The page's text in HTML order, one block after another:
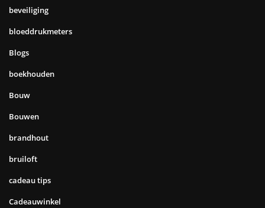
beveiliging
bloeddrukmeters
Blogs
boekhouden
Bouw
Bouwen
brandhout
bruiloft
cadeau tips
Cadeauwinkel